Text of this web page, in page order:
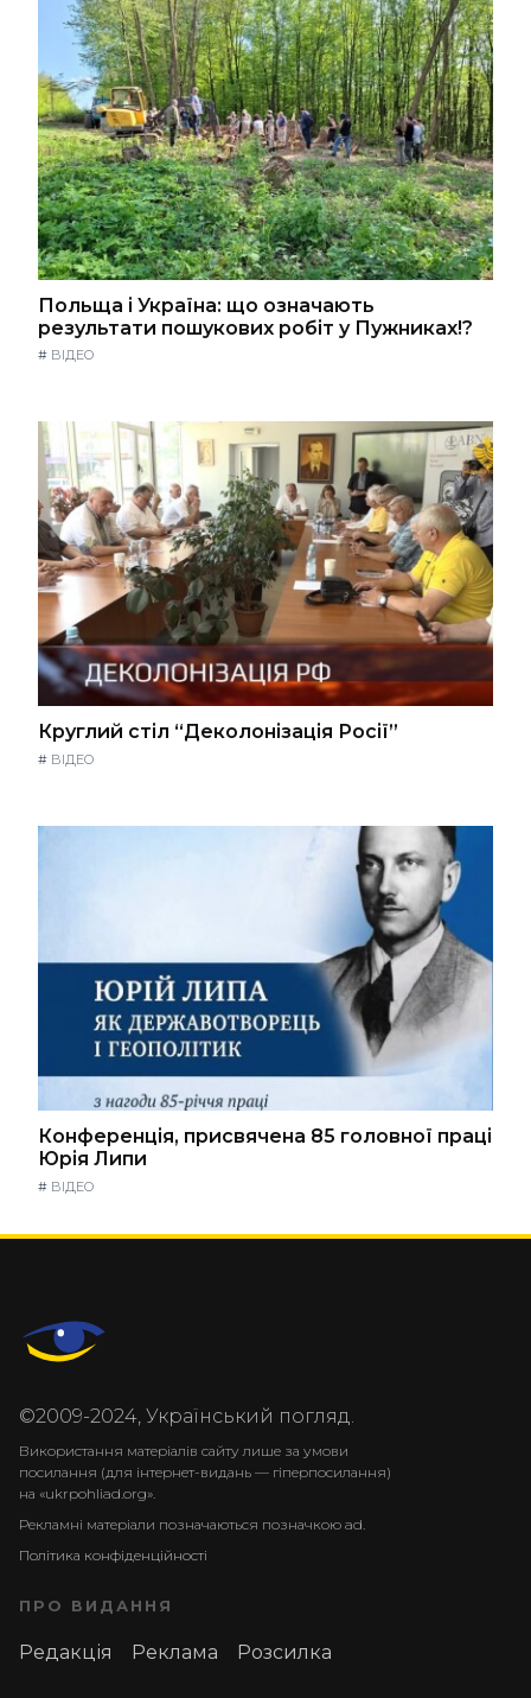
Польща і Україна: що означають
результати пошукових робіт у Пужниках!?
# ВІДЕО
Круглий стіл “Деколонізація Росії”
# ВІДЕО
Конференція, присвячена 85 головної праці
Юрія Липи
# ВІДЕО
©2009-2024, Український погляд.
Використання матеріалів сайту лише за умови
посилання (для інтернет-видань — гіперпосилання)
на «ukrpohliad.org».
Рекламні матеріали позначаються позначкою ad.
Політика конфіденційності
ПРО ВИДАННЯ
Редакція Реклама Розсилка